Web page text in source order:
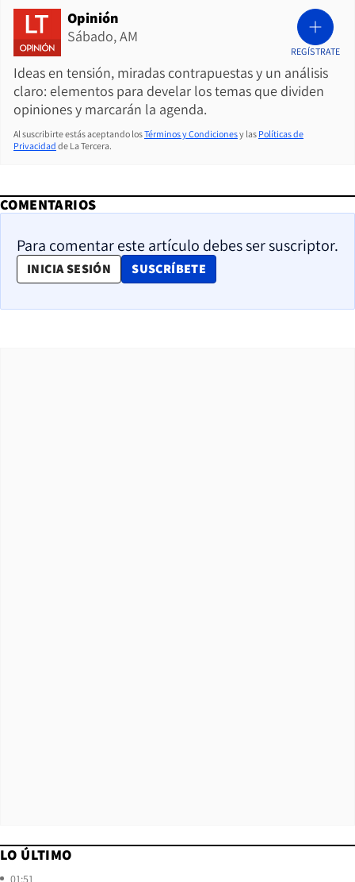
Opinión
Sábado, AM
Ideas en tensión, miradas contrapuestas y un análisis
claro: elementos para develar los temas que dividen
opiniones y marcarán la agenda.
REGÍSTRATE
Al suscribirte estás aceptando losTérminos y Condicionesy las Políticas de
Privacidad de La Tercera.
COMENTARIOS
Para comentar este artículo debes ser suscriptor.
INICIA SESIÓN SUSCRÍBETE
OPENS IN NEW WINDOW
LO ÚLTIMO
01:51